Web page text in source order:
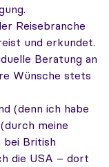
Reisebranche
und erkundet.
Beratung an
Wünsche stets
(denn ich habe
meine
bei British
die USA – dort